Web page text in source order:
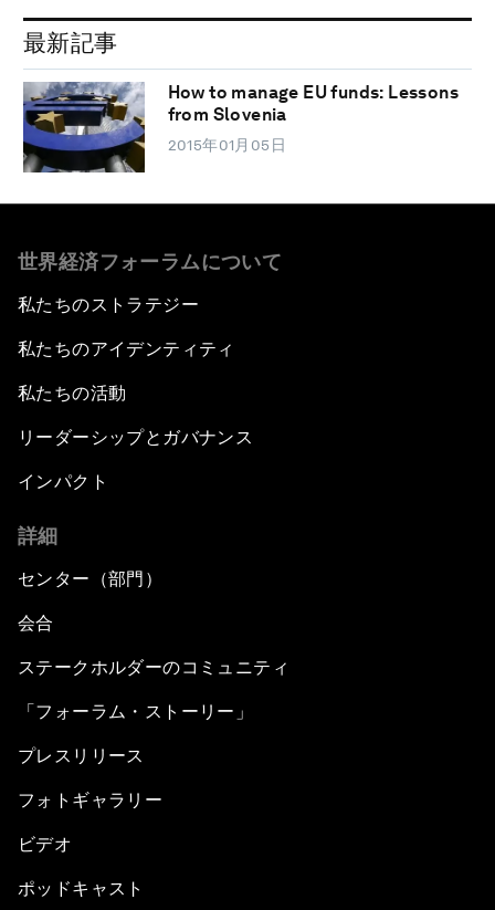
最新記事
How to manage EU funds: Lessons
from Slovenia
2015年01月05日
世界経済フォーラムについて
私たちのストラテジー
私たちのアイデンティティ
私たちの活動
リーダーシップとガバナンス
インパクト
詳細
センター（部門）
会合
ステークホルダーのコミュニティ
「フォーラム・ストーリー」
プレスリリース
フォトギャラリー
ビデオ
ポッドキャスト